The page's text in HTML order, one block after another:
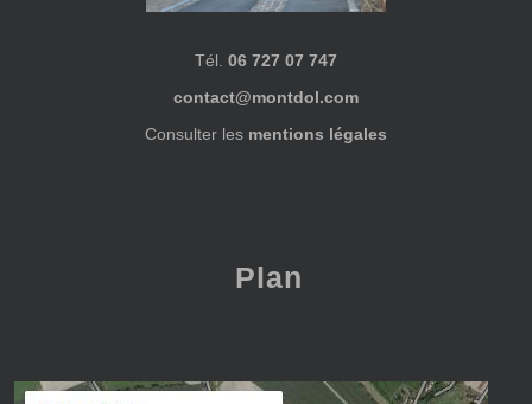
Tél. 06 727 07 747
contact@montdol.com
Consulter les mentions légales
Plan